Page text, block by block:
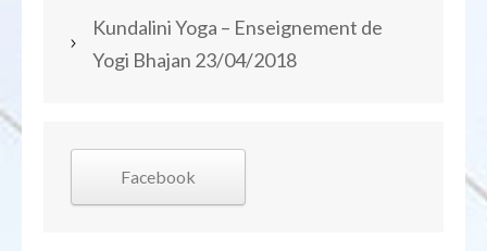
Kundalini Yoga – Enseignement de
Yogi Bhajan 23/04/2018
Facebook